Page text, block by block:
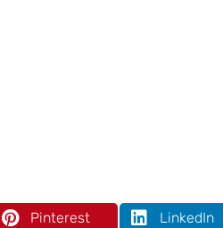
Pinterest LinkedIn